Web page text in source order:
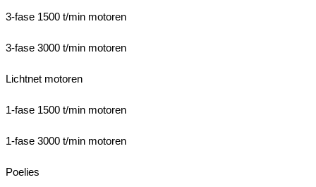
3-fase 1500 t/min motoren
3-fase 3000 t/min motoren
Lichtnet motoren
1-fase 1500 t/min motoren
1-fase 3000 t/min motoren
Poelies